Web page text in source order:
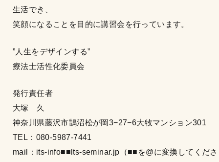
生活でき、
笑顔になることを目的に講習会を行っています。
”人生をデザインする”
療法士活性化委員会
発行責任者
大塚 久
神奈川県藤沢市鵠沼松が岡3−27−6大牧マンション301
TEL：080-5987-7441
mail：its-info■■lts-seminar.jp（■■を@に変換してくださ